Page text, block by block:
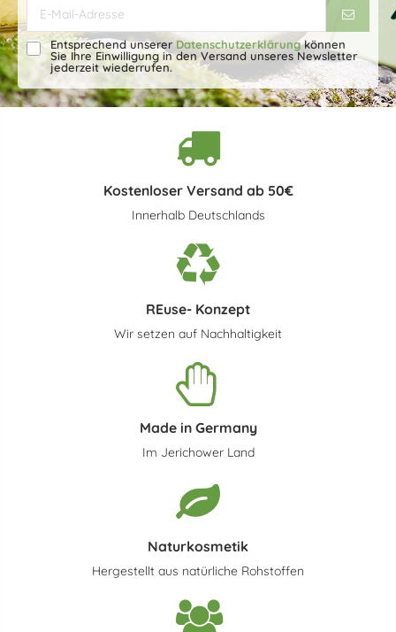
Entsprechend unsererDatenschutzerklärungkönnen
Sie Ihre Einwilligung in den Versand unseres Newsletter
jederzeit wiederrufen.
Kostenloser Versand ab 50€
Innerhalb Deutschlands
REuse- Konzept
Wir setzen auf Nachhaltigkeit
Made in Germany
Im Jerichower Land
Naturkosmetik
Hergestellt aus natürliche Rohstoffen